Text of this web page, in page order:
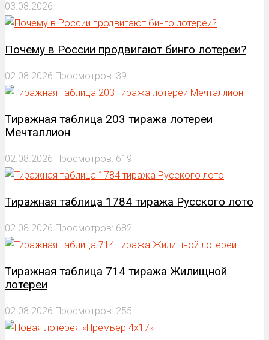
03.08.2026
Почему в России продвигают бинго лотереи?
02.08.2026 Просмотров: 39
Тиражная таблица 203 тиража лотереи
Мечталлион
02.08.2026 Просмотров: 619
Тиражная таблица 1784 тиража Русского лото
02.08.2026 Просмотров: 682
Тиражная таблица 714 тиража Жилищной
лотереи
02.08.2026 Просмотров: 255